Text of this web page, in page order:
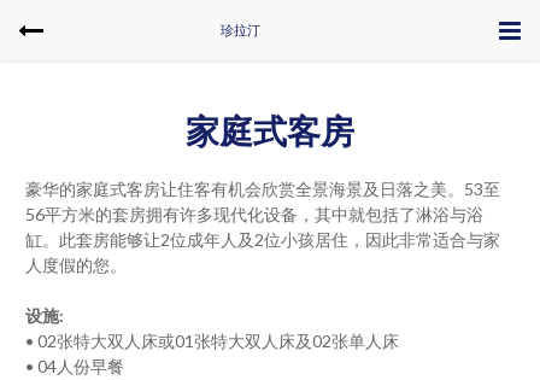
珍拉汀
家庭式客房
豪华的家庭式客房让住客有机会欣赏全景海景及日落之美。53至
56平方米的套房拥有许多现代化设备，其中就包括了淋浴与浴
缸。此套房能够让2位成年人及2位小孩居住，因此非常适合与家
人度假的您。
设施:
• 02张特大双人床或01张特大双人床及02张单人床
• 04人份早餐